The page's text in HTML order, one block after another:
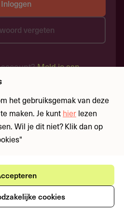
Inloggen
vergeten
Meld je aan
het gebruiksgemak van deze
maken. Je kunt hier lezen
Wil je dit niet? Klik dan op
cookies